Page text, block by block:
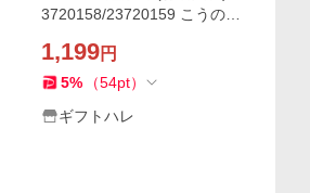
3720158/23720159 こうのと
1,199円
5% （54pt）
ギフトハレ